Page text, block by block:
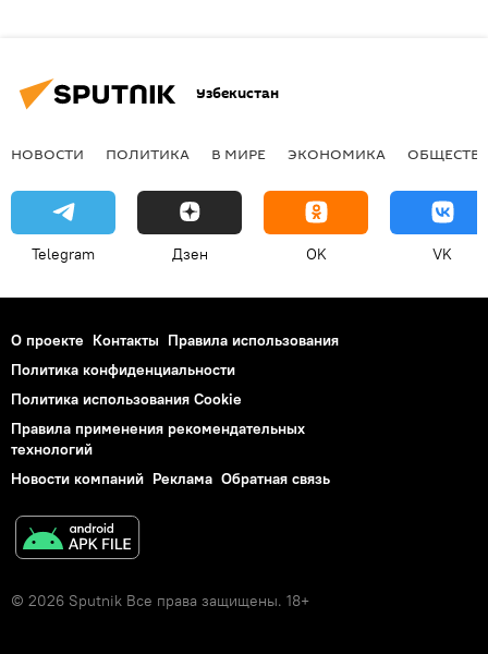
Узбекистан
НОВОСТИ ПОЛИТИКА В МИРЕ ЭКОНОМИКА
Telegram Дзен OK VK
О проекте Контакты Правила использования
Политика конфиденциальности
Политика использования Cookie
Правила применения рекомендательных
технологий
Новости компаний Реклама Обратная связь
© 2026 Sputnik Все права защищены. 18+